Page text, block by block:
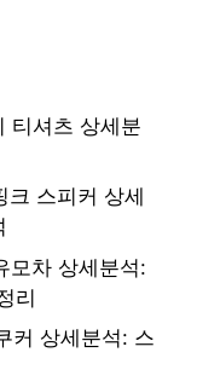
티셔츠 상세분
크 스피커 상세
모차 상세분석:
리
커 상세분석: 스